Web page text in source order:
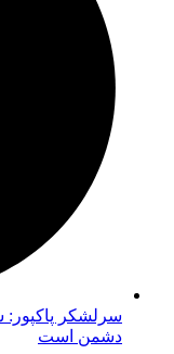
سرلشکر پاکپور:
دشمن است